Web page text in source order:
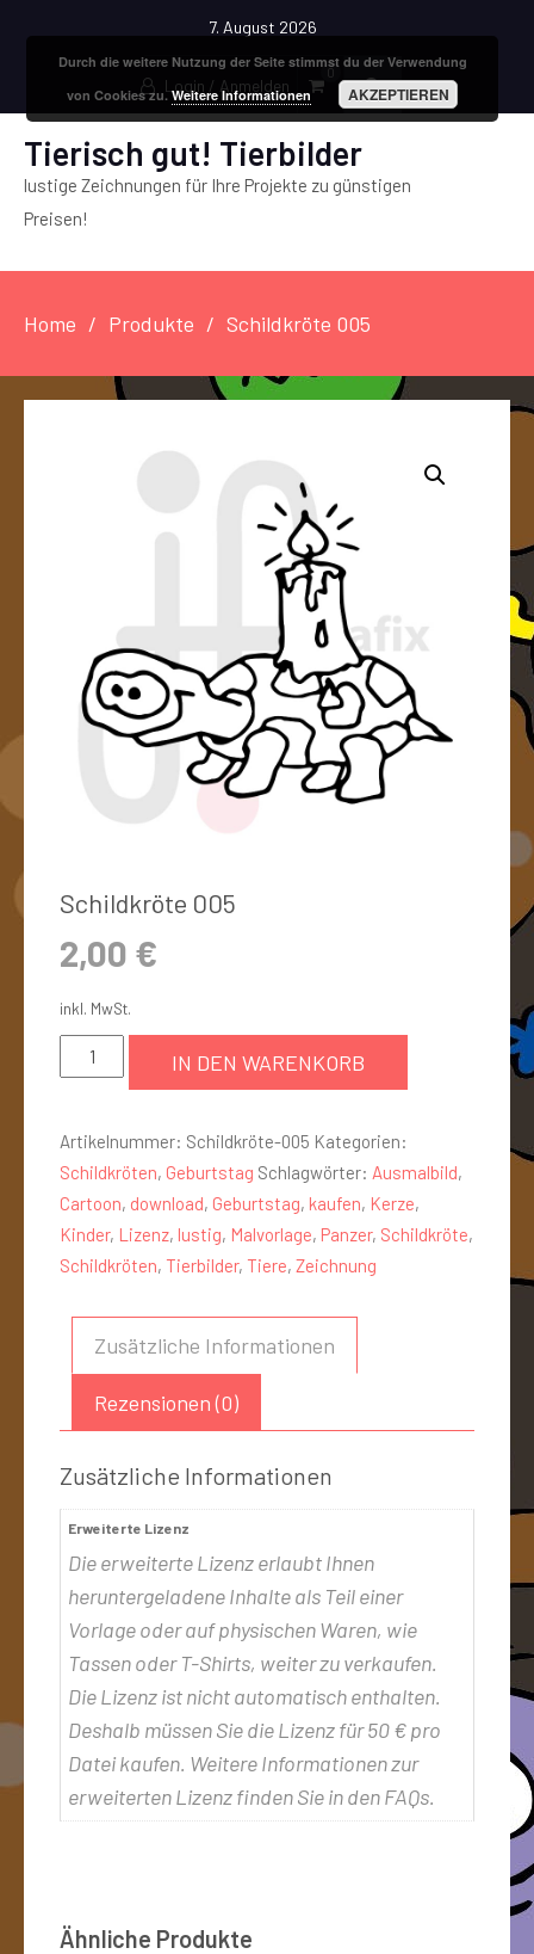
7. August 2026
Login / Anmelden
0
Tierisch gut! Tierbilder
lustige Zeichnungen für Ihre Projekte zu günstigen
Preisen!
Home Produkte Schildkröte 005
Schildkröte 005
2,00 €
inkl. MwSt.
IN DEN WARENKORB
Artikelnummer: Schildkröte-005 Kategorien:
Schildkröten, Geburtstag Schlagwörter: Ausmalbild,
Cartoon, download, Geburtstag, kaufen, Kerze,
Kinder, Lizenz, lustig, Malvorlage, Panzer, Schildkröte,
Schildkröten, Tierbilder, Tiere, Zeichnung
Zusätzliche Informationen
Rezensionen (0)
Zusätzliche Informationen
Erweiterte Lizenz
Die erweiterte Lizenz erlaubt Ihnen
heruntergeladene Inhalte als Teil einer
Vorlage oder auf physischen Waren, wie
Tassen oder T-Shirts, weiter zu verkaufen.
Die Lizenz ist nicht automatisch enthalten.
Deshalb müssen Sie die Lizenz für 50 € pro
Datei kaufen. Weitere Informationen zur
erweiterten Lizenz finden Sie in den FAQs.
Ähnliche Produkte
Durch die weitere Nutzung der Seite stimmst du der Verwendung
von Cookies zu.Weitere Informationen AKZEPTIEREN